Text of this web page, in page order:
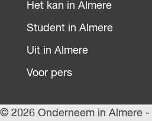
Het kan in Almere
Student in Almere
Uit in Almere
Voor pers
© 2026 Onderneem in Almere -